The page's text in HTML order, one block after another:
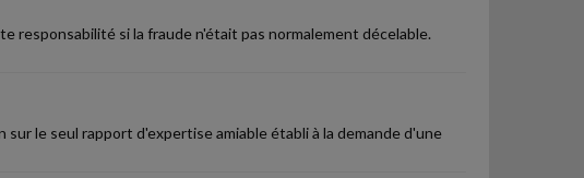
responsabilité si la fraude n'était pas normalement décelable.
le seul rapport d'expertise amiable établi à la demande d'une